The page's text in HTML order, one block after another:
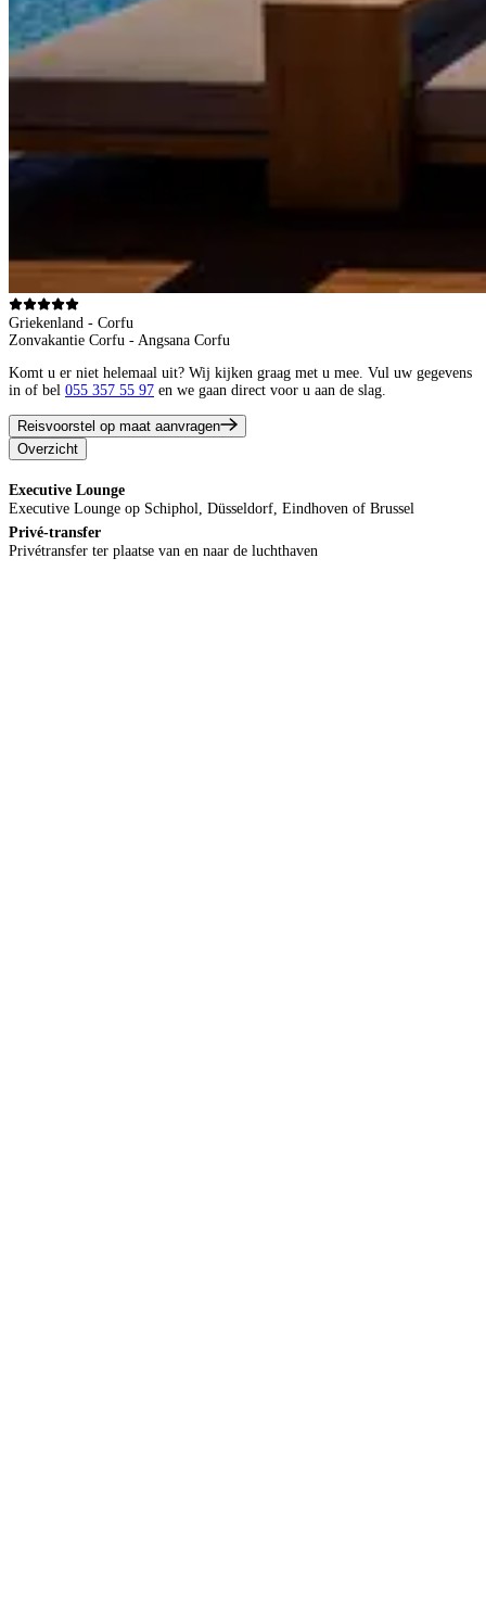
Griekenland - Corfu
Zonvakantie Corfu - Angsana Corfu
Komt u er niet helemaal uit? Wij kijken graag met u mee. Vul uw gegevens
in of bel 055 357 55 97 en we gaan direct voor u aan de slag.
Reisvoorstel op maat aanvragen
Overzicht
Executive Lounge
Executive Lounge op Schiphol, Düsseldorf, Eindhoven of Brussel
Privé-transfer
Privétransfer ter plaatse van en naar de luchthaven